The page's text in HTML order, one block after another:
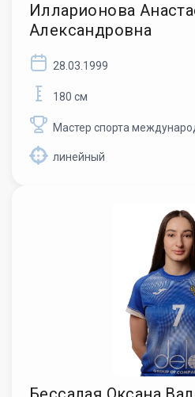
Илларионова
Александровна
28.03.1999
180 см
Мастер спорта
линейный